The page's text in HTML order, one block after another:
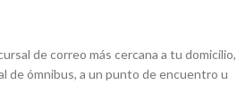
de correo más cercana a tu domicilio,
de ómnibus, a un punto de encuentro u